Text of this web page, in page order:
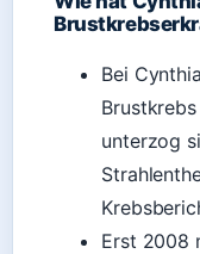
Bei
unterzog
Erst 2008